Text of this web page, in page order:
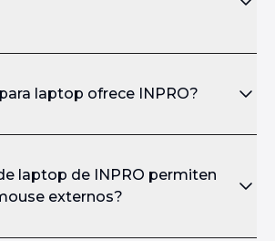
laptop ofrece INPRO?
laptop de INPRO permiten
externos?